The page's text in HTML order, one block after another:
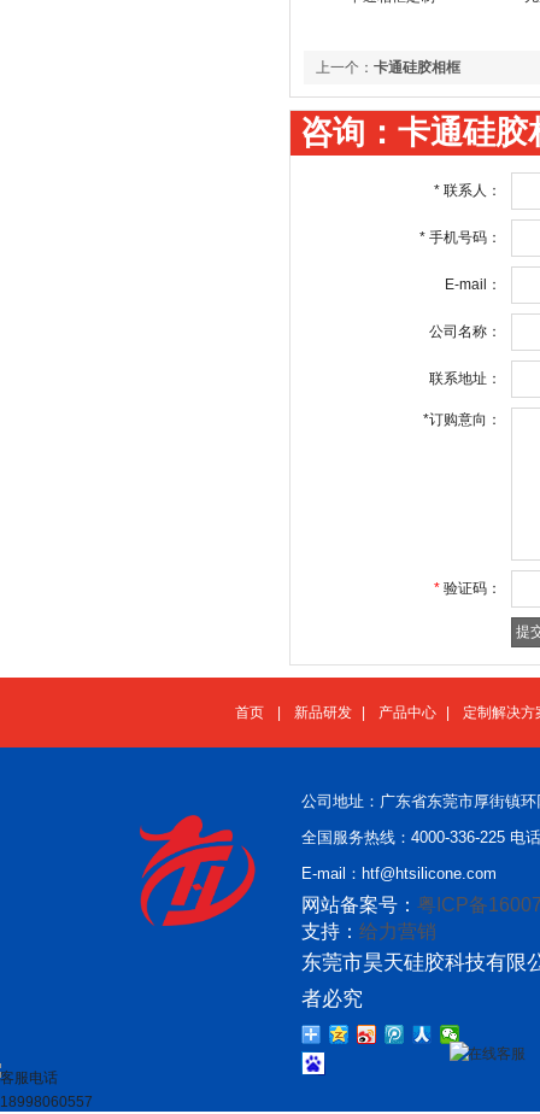
上一个： 卡通硅胶相框
咨询：卡通硅胶
* 联系人：
* 手机号码：
E-mail：
公司名称：
联系地址：
*订购意向：
* 验证码：
首页 新品研发 产品中心 定制解决方
公司地址：广东省东莞市厚街镇
全国服务热线：4000-336-225 电
E-mail：htf@htsilicone.com
网站备案号： 粤ICP备
支持： 给力营销
东莞市昊天硅胶科技有限
者必究
在线客服
客服电话
18998060557